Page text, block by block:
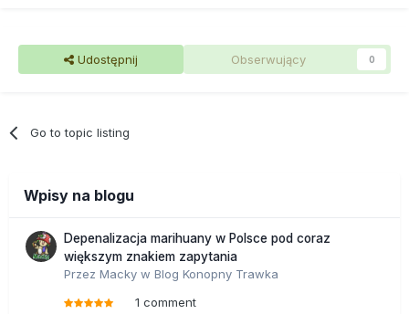
Udostępnij Obserwujący 0
Go to topic listing
Wpisy na blogu
Depenalizacja marihuany w Polsce pod coraz
większym znakiem zapytania
Przez Macky w Blog Konopny Trawka
1 comment